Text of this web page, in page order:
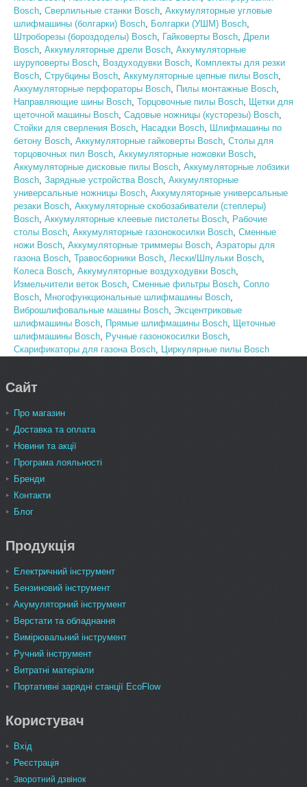
Bosch, Сверлильные станки Bosch, Аккумуляторные угловые
шлифмашины (болгарки) Bosch, Болгарки (УШМ) Bosch,
Штроборезы (бороздоделы) Bosch, Гайковерты Bosch, Дрели
Bosch, Аккумуляторные дрели Bosch, Аккумуляторные
шуруповерты Bosch, Воздуходувки Bosch, Комплекты для резки
Bosch, Струбцины Bosch, Аккумуляторные цепные пилы Bosch,
Аккумуляторные перфораторы Bosch, Пилы монтажные Bosch,
Направляющие шины Bosch, Торцовочные пилы Bosch, Щетки для
щеточной машины Bosch, Садовые ножницы (кусторезы) Bosch,
Стойки для сверления Bosch, Насадки Bosch, Шлифмашины по
бетону Bosch, Аккумуляторные гайковерты Bosch, Столы для
торцовочных пил Bosch, Аккумуляторные ножовки Bosch,
Аккумуляторные дисковые пилы Bosch, Аккумуляторные лобзики
Bosch, Зарядные устройства Bosch, Аккумуляторные
универсальные ножницы Bosch, Аккумуляторные универсальные
резаки Bosch, Аккумуляторные скобозабиватели (степлеры)
Bosch, Аккумуляторные клеевые пистолеты Bosch, Рабочие
столы Bosch, Аккумуляторные газонокосилки Bosch, Сменные
ножи Bosch, Аккумуляторные триммеры Bosch, Аэраторы для
газона Bosch, Травосборники Bosch, Лески/Шпульки Bosch,
Колеса Bosch, Аккумуляторные воздуходувки Bosch,
Измельчители веток Bosch, Сменные фильтры Bosch, Сопло
Bosch, Многофункциональные шлифмашины Bosch,
Виброшлифовальные машины Bosch, Эксцентриковые
шлифмашины Bosch, Прямые шлифмашины Bosch, Щеточные
шлифмашины Bosch, Ручные газонокосилки Bosch,
Скарификаторы для газона Bosch, Циркулярные пилы Bosch
Сайт
Про магазин
Доставка та оплата
Новини та акції
Програма лояльності
Бренди
Контакти
Блог
Продукція
Електричний інструмент
Бензиновий інструмент
Акумуляторний інструмент
Верстати та обладнання
Вимірювальний інструмент
Ручний інструмент
Витратні матеріали
Портативні зарядні станції EcoFlow
Користувач
Вхід
Реєстрація
Зворотний дзвінок